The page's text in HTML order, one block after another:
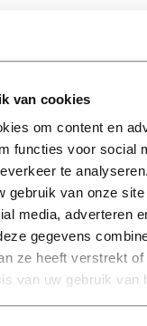
van cookies
om content en
functies voor social
te
gebruik van onze
media, adverteren
gegevens
ze heeft verstrekt
van uw gebruik van
Nieuws
Vier Tilburgse
World
Duitsland
08 juli 2025